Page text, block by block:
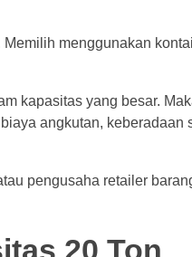
menggunakan
kapasitas yang besar.
angkutan, keberadaan
pengusaha retailer
20 Ton